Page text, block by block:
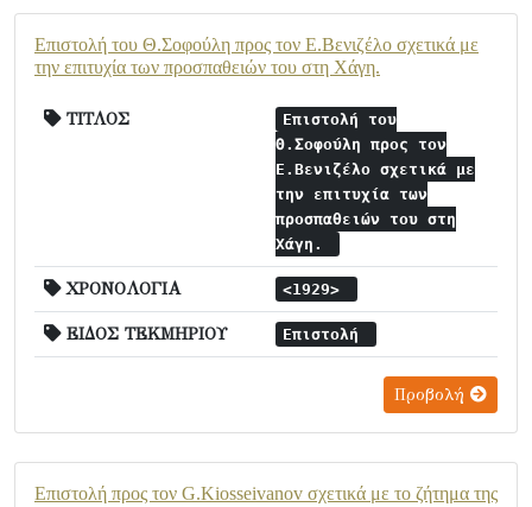
Επιστολή του Θ.Σοφούλη προς τον Ε.Βενιζέλο σχετικά με
την επιτυχία των προσπαθειών του στη Χάγη.
ΤΙΤΛΟΣ
Επιστολή του
Θ.Σοφούλη προς τον
Ε.Βενιζέλο σχετικά με
την επιτυχία των
προσπαθειών του στη
Χάγη.
ΧΡΟΝΟΛΟΓΙΑ <1929>
ΕΙΔΟΣ ΤΕΚΜΗΡΙΟΥ Επιστολή
Προβολή
Επιστολή προς τον G.Kiosseivanov σχετικά με το ζήτημα της